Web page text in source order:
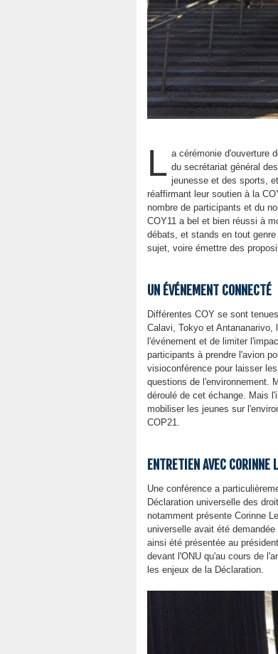
L a cérémonie d'ouverture
du secrétariat général
jeunesse et des sports,
réaffirmant leur soutien à la
nombre de participants et du
COY11 a bel et bien réussi à
débats, et stands en tout
sujet, voire émettre des
UN ÉVÉNEMENT CONNECTÉ
Différentes COY se sont
Calavi, Tokyo et
l'événement et de limiter
participants à prendre l'avion
visioconférence pour laisser
questions de l'environnement.
déroulé de cet échange. Mais
mobiliser les jeunes sur
COP21.
ENTRETIEN AVEC CORINNE
Une conférence a
Déclaration universelle des
notamment présente Corinne
universelle avait été
ainsi été présentée au
devant l'ONU qu'au cours de
les enjeux de la Déclaration.